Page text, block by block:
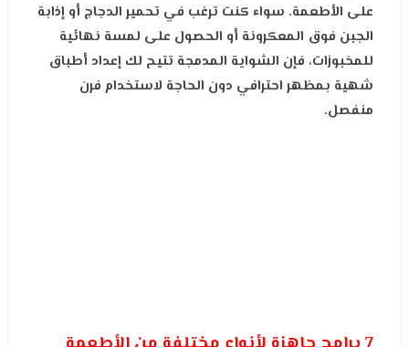
على الأطعمة. سواء كنت ترغب في تحمير الدجاج أو إذابة
الجبن فوق المعكرونة أو الحصول على لمسة نهائية
للمخبوزات، فإن الشواية المدمجة تتيح لك إعداد أطباق
شهية بمظهر احترافي دون الحاجة لاستخدام فرن
منفصل.